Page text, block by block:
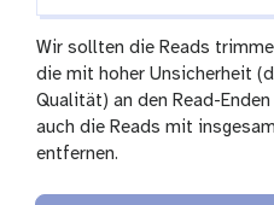
Wir sollten die Reads
die mit hoher Unsicherheit
Qualität) an den Read-
auch die Reads mit
entfernen.